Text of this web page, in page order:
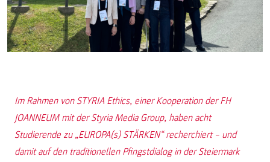
Im Rahmen von STYRIA Ethics, einer Kooperation der FH
JOANNEUM mit der Styria Media Group, haben acht
Studierende zu „EUROPA(s) STÄRKEN“ recherchiert – und
damit auf den traditionellen Pfingstdialog in der Steiermark